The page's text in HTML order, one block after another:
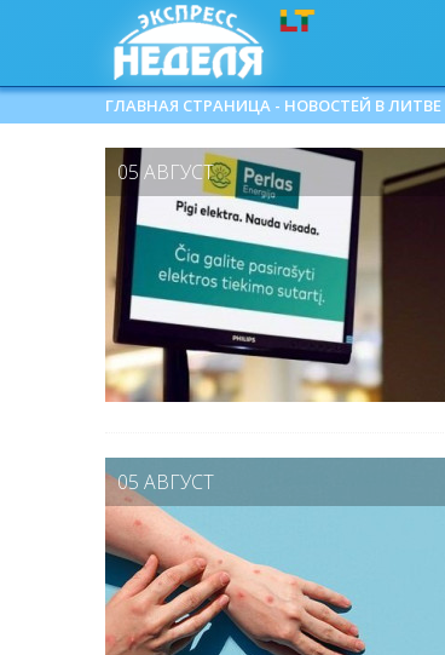
ГЛАВНАЯ СТРАНИЦА - НОВОСТЕЙ В ЛИТВЕ
05 АВГУСТ
05 АВГУСТ